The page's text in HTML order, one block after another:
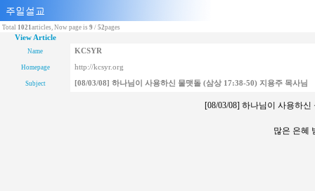
Total 1021articles, Now page is 9 / 52pages
View Article
Name KCSYR
Homepage http://kcsyr.org
Subject [08/03/08] 하나님이 사용하신 물맷돌 (삼상 17:38-50) 지용주 목사님
[08/03/08] 하나님이 사용하
많은 은혜